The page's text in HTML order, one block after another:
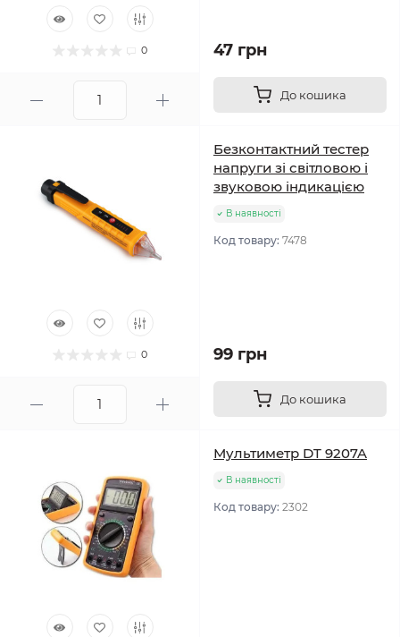
0 47 грн
До кошика
0
Безконтактний тестер
напруги зі світловою і
звуковою індикацією
В наявності
Код товару: 7478
99 грн
До кошика
Мультиметр DT 9207A
В наявності
Код товару: 2302